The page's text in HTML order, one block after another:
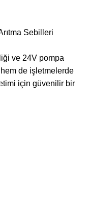
Sebilleri
ve 24V pompa
de işletmelerde
için güvenilir bir